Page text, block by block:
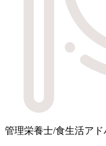
管理栄養士/食生活ア